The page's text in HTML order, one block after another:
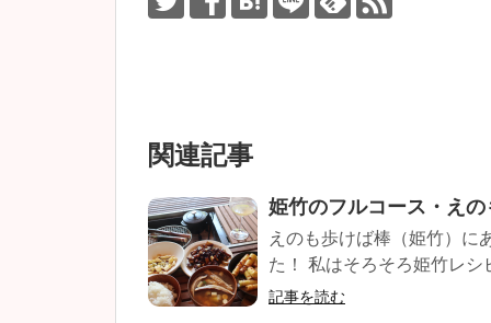
関連記事
姫竹のフルコース・え
えのも歩けば棒（姫竹）に
た！ 私はそろそろ姫竹レ
記事を読む